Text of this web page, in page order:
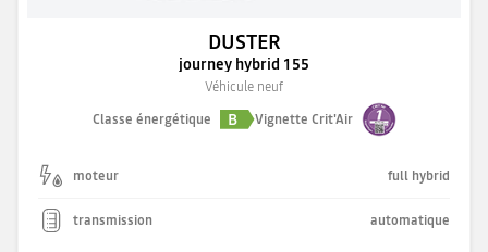
DUSTER
journey hybrid 155
Véhicule neuf
Classe énergétique
B Vignette Crit'Air
moteur full hybrid
transmission automatique